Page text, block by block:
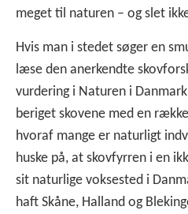
meget til naturen – og slet
Hvis man i stedet søger en
læse den anerkendte
vurdering i Naturen i
beriget skovene med en
hvoraf mange er naturligt
huske på, at skovfyrren i en
sit naturlige voksested i
haft Skåne, Halland og